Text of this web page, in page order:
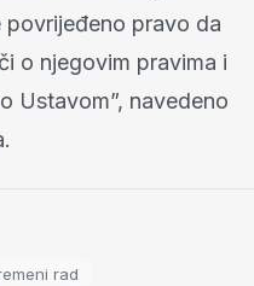
pravo da
o njegovim pravima i
Ustavom”, navedeno
rad